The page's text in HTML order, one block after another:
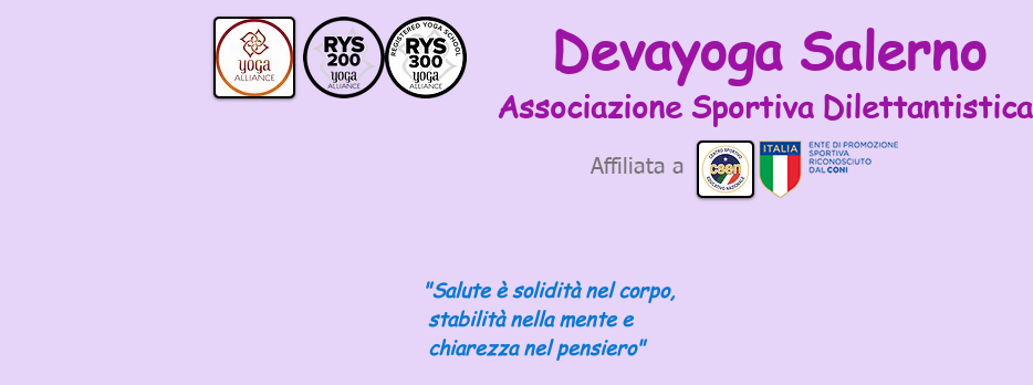
Devayoga Salerno
Associazione Sportiva Dilettantistica
Affiliata a
"Salute è solidità nel corpo,
stabilità nella mente e
chiarezza nel pensiero"